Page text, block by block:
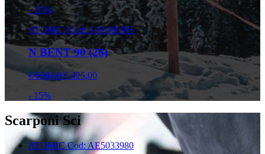
- 15%
ATOMIC Cod: AA0030956
N BENT 90 (26)
€ 500,00 € 425,00
- 15%
Scarponi Sci
ATOMICCod: AE5033980